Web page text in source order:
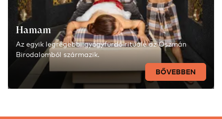
Hamam
Az egyik legrégebbi gyógyfürdő rituálé az Oszmán
Birodalomból származik.
BŐVEBBEN